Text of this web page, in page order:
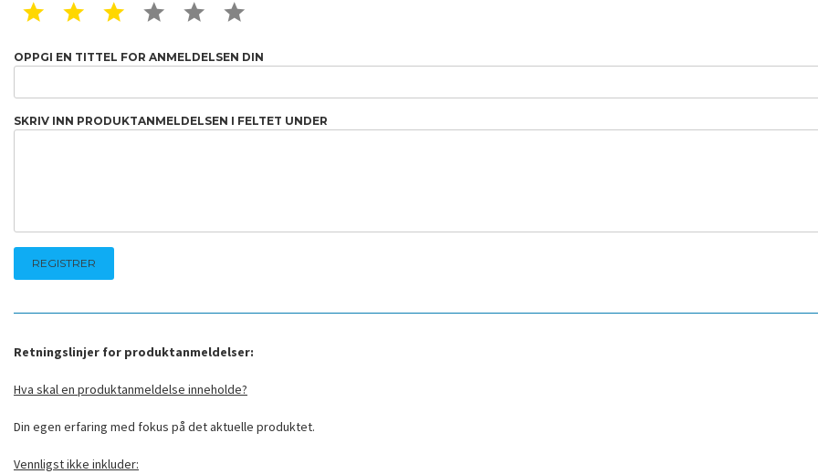
1 STAR2 STAR3 STAR4 STAR5 STAR
OPPGI EN TITTEL FOR ANMELDELSEN DIN
SKRIV INN PRODUKTANMELDELSEN I FELTET UNDER
Retningslinjer for produktanmeldelser:
Hva skal en produktanmeldelse inneholde?
Din egen erfaring med fokus på det aktuelle produktet.
Vennligst ikke inkluder: